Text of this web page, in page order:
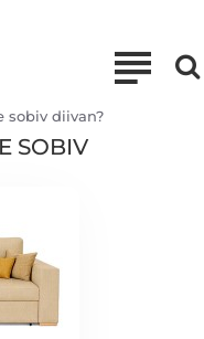
sobiv diivan?
SOBIV